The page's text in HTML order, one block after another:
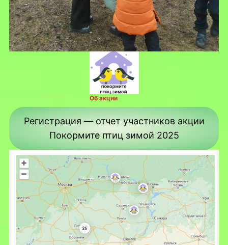
Об акции
Регистрация — отчет участников акции
Покормите птиц зимой 2025